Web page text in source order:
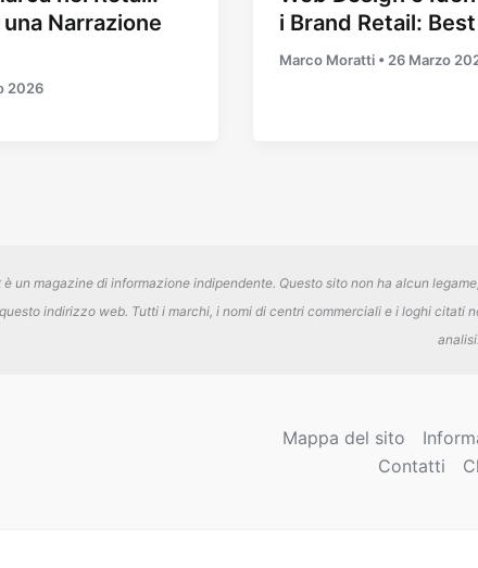
Narrazione
2026
i Brand Retail:
Marco Moratti • 26 Marzo
un magazine di informazione indipendente. Questo sito non ha alcun
indirizzo web. Tutti i marchi, i nomi di centri commerciali e i loghi
analisi.
Mappa del sito
Contatti